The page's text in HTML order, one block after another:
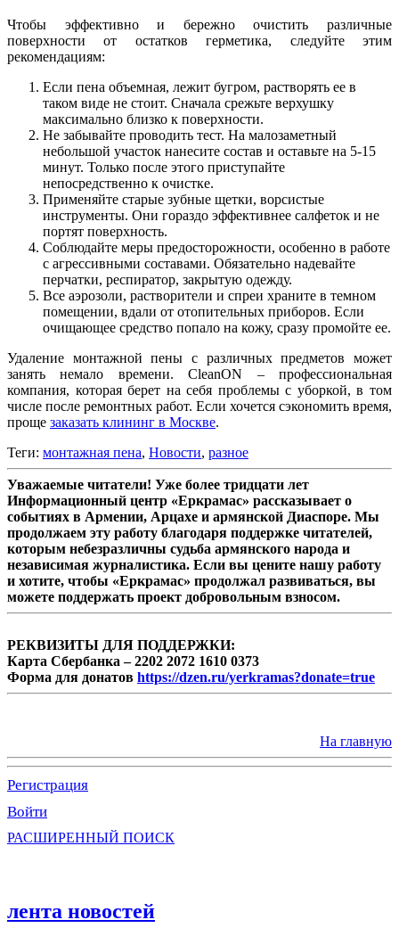
Чтобы эффективно и бережно очистить различные
поверхности от остатков герметика, следуйте этим
рекомендациям:
Если пена объемная, лежит бугром, растворять ее в
таком виде не стоит. Сначала срежьте верхушку
максимально близко к поверхности.
Не забывайте проводить тест. На малозаметный
небольшой участок нанесите состав и оставьте на 5-15
минут. Только после этого приступайте
непосредственно к очистке.
Применяйте старые зубные щетки, ворсистые
инструменты. Они гораздо эффективнее салфеток и не
портят поверхность.
Соблюдайте меры предосторожности, особенно в работе
с агрессивными составами. Обязательно надевайте
перчатки, респиратор, закрытую одежду.
Все аэрозоли, растворители и спреи храните в темном
помещении, вдали от отопительных приборов. Если
очищающее средство попало на кожу, сразу промойте ее.
Удаление монтажной пены с различных предметов может
занять немало времени. CleanON – профессиональная
компания, которая берет на себя проблемы с уборкой, в том
числе после ремонтных работ. Если хочется сэкономить время,
проще заказать клининг в Москве.
Теги: монтажная пена, Новости, разное
Уважаемые читатели! Уже более тридцати лет
Информационный центр «Еркрамас» рассказывает о
событиях в Армении, Арцахе и армянской Диаспоре. Мы
продолжаем эту работу благодаря поддержке читателей,
которым небезразличны судьба армянского народа и
независимая журналистика. Если вы цените нашу работу
и хотите, чтобы «Еркрамас» продолжал развиваться, вы
можете поддержать проект добровольным взносом.
РЕКВИЗИТЫ ДЛЯ ПОДДЕРЖКИ:
Карта Сбербанка – 2202 2072 1610 0373
Форма для донатов https://dzen.ru/yerkramas?donate=true
На главную
Регистрация
Войти
РАСШИРЕННЫЙ ПОИСК
лента новостей